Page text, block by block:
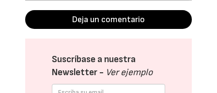
Deja un comentario
Suscríbase a nuestra
Newsletter - Ver ejemplo